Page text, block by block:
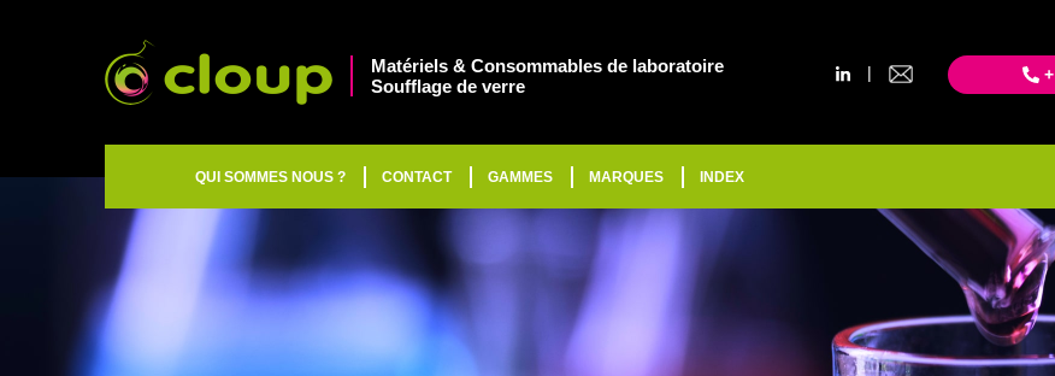
Matériels & Consommables de laboratoire
Soufflage de verre
|
QUI SOMMES NOUS ? CONTACT GAMMES MARQUES INDEX